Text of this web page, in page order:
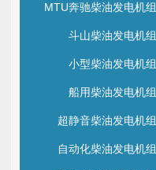
MTU奔驰柴油发电机组
斗山柴油发电机组
小型柴油发电机组
船用柴油发电机组
超静音柴油发电机组
自动化柴油发电机组